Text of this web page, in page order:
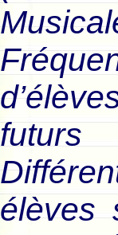
élèves